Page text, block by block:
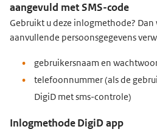
aangevuld met SMS-code
Gebruikt u deze inlogmethode?
aanvullende persoonsgegevens
gebruikersnaam en
telefoonnummer (als de
DigiD met sms-controle)
Inlogmethode DigiD app